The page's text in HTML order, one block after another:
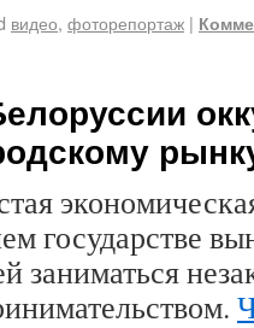
видео, фоторепортаж |
государстве
заниматься